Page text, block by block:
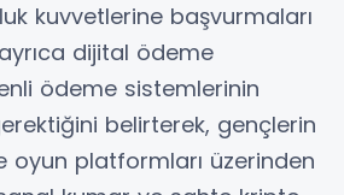
kuvvetlerine başvurmaları
dijital ödeme
ödeme sistemlerinin
belirterek, gençlerin
oyun platformları üzerinden